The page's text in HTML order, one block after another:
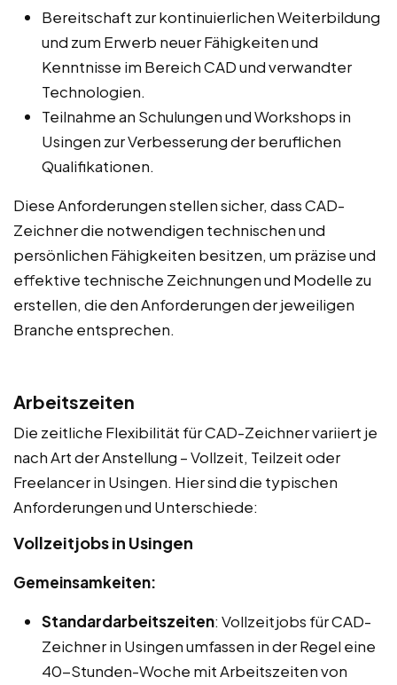
Bereitschaft zur kontinuierlichen Weiterbildung
und zum Erwerb neuer Fähigkeiten und
Kenntnisse im Bereich CAD und verwandter
Technologien.
Teilnahme an Schulungen und Workshops in
Usingen zur Verbesserung der beruflichen
Qualifikationen.
Diese Anforderungen stellen sicher, dass CAD-
Zeichner die notwendigen technischen und
persönlichen Fähigkeiten besitzen, um präzise und
effektive technische Zeichnungen und Modelle zu
erstellen, die den Anforderungen der jeweiligen
Branche entsprechen.
Arbeitszeiten
Die zeitliche Flexibilität für CAD-Zeichner variiert je
nach Art der Anstellung – Vollzeit, Teilzeit oder
Freelancer in Usingen. Hier sind die typischen
Anforderungen und Unterschiede:
Vollzeitjobs in Usingen
Gemeinsamkeiten:
Standardarbeitszeiten: Vollzeitjobs für CAD-
Zeichner in Usingen umfassen in der Regel eine
40-Stunden-Woche mit Arbeitszeiten von